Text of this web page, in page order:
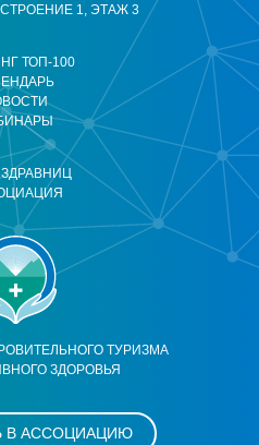
ТУРИЗМА
ЗДОРОВЬЯ
ТОП-100
1, ЭТАЖ 3
В АССОЦИАЦИЮ